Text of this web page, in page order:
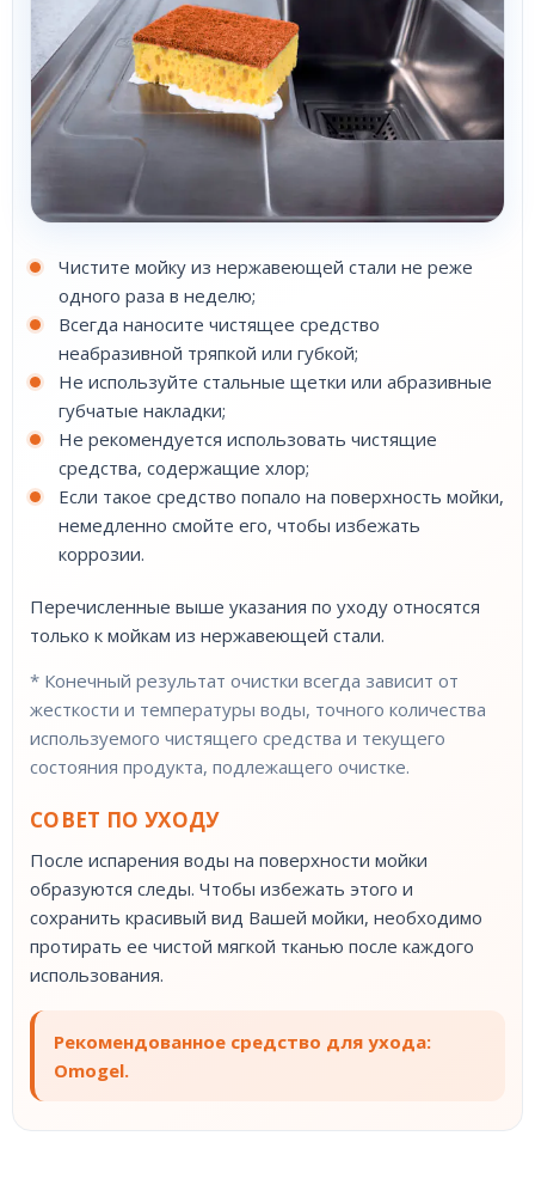
Чистите мойку из нержавеющей стали не реже
одного раза в неделю;
Всегда наносите чистящее средство
неабразивной тряпкой или губкой;
Не используйте стальные щетки или абразивные
губчатые накладки;
Не рекомендуется использовать чистящие
средства, содержащие хлор;
Если такое средство попало на поверхность мойки,
немедленно смойте его, чтобы избежать
коррозии.
Перечисленные выше указания по уходу относятся
только к мойкам из нержавеющей стали.
* Конечный результат очистки всегда зависит от
жесткости и температуры воды, точного количества
используемого чистящего средства и текущего
состояния продукта, подлежащего очистке.
СОВЕТ ПО УХОДУ
После испарения воды на поверхности мойки
образуются следы. Чтобы избежать этого и
сохранить красивый вид Вашей мойки, необходимо
протирать ее чистой мягкой тканью после каждого
использования.
Рекомендованное средство для ухода:
Omogel.